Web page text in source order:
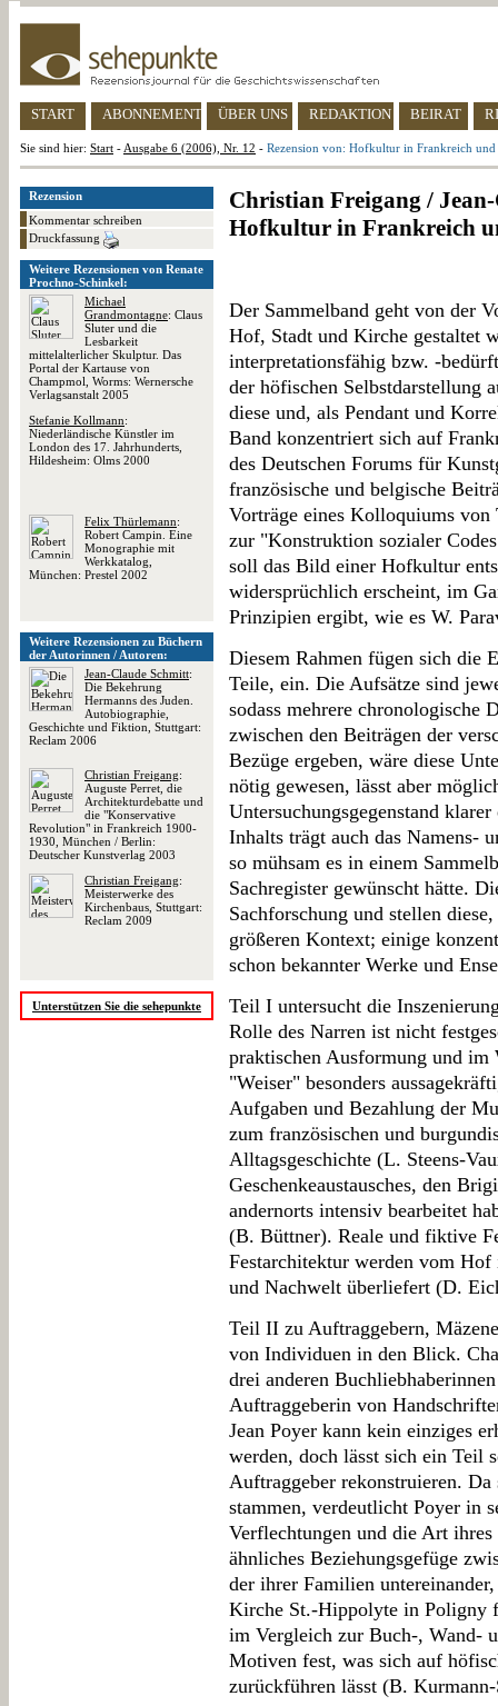
START ABONNEMENT ÜBER UNS REDAKTION BEIRAT
Sie sind hier: Start - Ausgabe 6 (2006), Nr. 12 - Rezension von: Hofkultur in Frankreich
Rezension
Kommentar schreiben
Druckfassung
Weitere Rezensionen von Renate
Prochno-Schinkel:
Michael
Grandmontagne: Claus
Sluter und die
Lesbarkeit
mittelalterlicher Skulptur. Das
Portal der Kartause von
Champmol, Worms: Wernersche
Verlagsanstalt 2005
Stefanie Kollmann:
Niederländische Künstler im
London des 17. Jahrhunderts,
Hildesheim: Olms 2000
Felix Thürlemann:
Robert Campin. Eine
Monographie mit
Werkkatalog,
München: Prestel 2002
Weitere Rezensionen zu Büchern
der Autorinnen / Autoren:
Jean-Claude Schmitt:
Die Bekehrung
Hermanns des Juden.
Autobiographie,
Geschichte und Fiktion, Stuttgart:
Reclam 2006
Christian Freigang:
Auguste Perret, die
Architekturdebatte und
die "Konservative
Revolution" in Frankreich 1900-
1930, München / Berlin:
Deutscher Kunstverlag 2003
Christian Freigang:
Meisterwerke des
Kirchenbaus, Stuttgart:
Reclam 2009
Unterstützen Sie die sehepunkte
Christian Freigang /
Hofkultur in Frankreich
Der Sammelband geht von der
Hof, Stadt und Kirche gestaltet
interpretationsfähig bzw. -
der höfischen Selbstdarstellung
diese und, als Pendant und
Band konzentriert sich auf
des Deutschen Forums für
französische und belgische
Vorträge eines Kolloquiums von
zur "Konstruktion sozialer
soll das Bild einer Hofkultur
widersprüchlich erscheint, im
Prinzipien ergibt, wie es W.
Diesem Rahmen fügen sich die
Teile, ein. Die Aufsätze sind
sodass mehrere chronologische
zwischen den Beiträgen der
Bezüge ergeben, wäre diese
nötig gewesen, lässt aber
Untersuchungsgegenstand
Inhalts trägt auch das Namens-
so mühsam es in einem
Sachregister gewünscht hätte.
Sachforschung und stellen
größeren Kontext; einige
schon bekannter Werke und
Teil I untersucht die
Rolle des Narren ist nicht
praktischen Ausformung und
"Weiser" besonders
Aufgaben und Bezahlung der
zum französischen und
Alltagsgeschichte (L. Steens-
Geschenkeaustausches, den
andernorts intensiv bearbeitet
(B. Büttner). Reale und fiktive
Festarchitektur werden vom
und Nachwelt überliefert (D.
Teil II zu Auftraggebern,
von Individuen in den Blick.
drei anderen
Auftraggeberin von
Jean Poyer kann kein einziges
werden, doch lässt sich ein Teil
Auftraggeber rekonstruieren.
stammen, verdeutlicht Poyer in
Verflechtungen und die Art
ähnliches Beziehungsgefüge
der ihrer Familien
Kirche St.-Hippolyte in Poligny
im Vergleich zur Buch-, Wand-
Motiven fest, was sich auf
zurückführen lässt (B.